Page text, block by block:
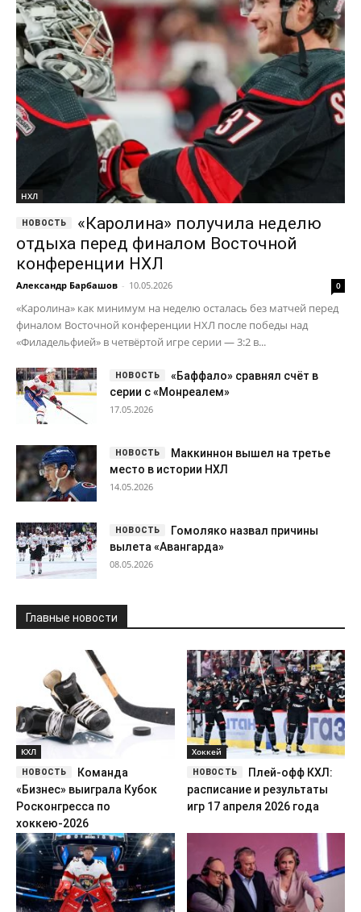
НХЛ
«Каролина» получила неделю
отдыха перед финалом Восточной
конференции НХЛ
Александр Барбашов - 10.05.2026 0
«Каролина» как минимум на неделю осталась без матчей перед
финалом Восточной конференции НХЛ после победы над
«Филадельфией» в четвёртой игре серии — 3:2 в...
«Баффало» сравнял счёт в
серии с «Монреалем»
17.05.2026
Маккиннон вышел на третье
место в истории НХЛ
14.05.2026
Гомоляко назвал причины
вылета «Авангарда»
08.05.2026
Главные новости
КХЛ
Команда
«Бизнес» выиграла Кубок
Росконгресса по
хоккею-2026
Хоккей
Плей-офф КХЛ:
расписание и результаты
игр 17 апреля 2026 года